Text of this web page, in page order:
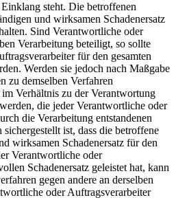
steht. Die betroffenen
und wirksamen Schadenersatz
Sind Verantwortliche oder
Verarbeitung beteiligt, so sollte
für den gesamten
Werden sie jedoch nach Maßgabe
zu demselben Verfahren
Verhältnis zu der Verantwortung
die jeder Verantwortliche oder
die Verarbeitung entstandenen
sichergestellt ist, dass die betroffene
wirksamen Schadenersatz für den
Verantwortliche oder
Schadenersatz geleistet hat, kann
gegen andere an derselben
oder Auftragsverarbeiter